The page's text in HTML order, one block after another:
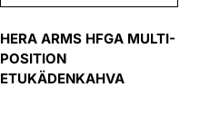
HERA ARMS HFGA MULTI-
POSITION
ETUKÄDENKAHVA